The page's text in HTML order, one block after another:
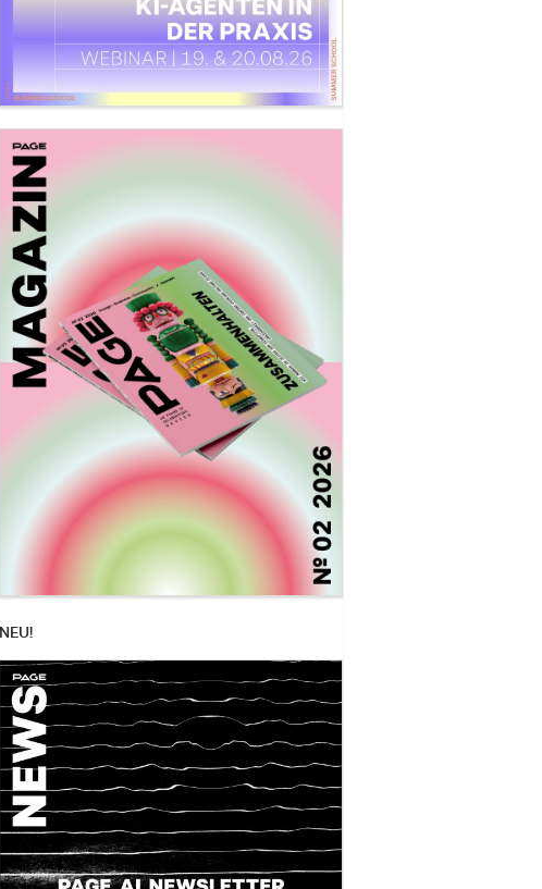
NEU!